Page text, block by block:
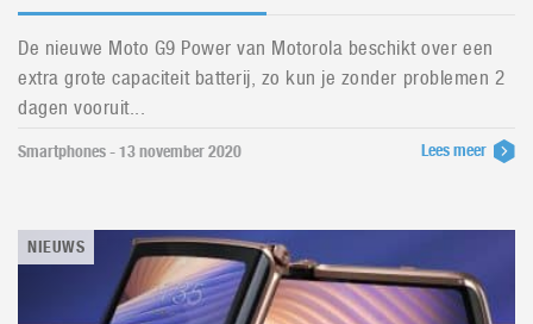
De nieuwe Moto G9 Power van Motorola beschikt over een
extra grote capaciteit batterij, zo kun je zonder problemen 2
dagen vooruit...
Smartphones - 13 november 2020 Lees meer
NIEUWS